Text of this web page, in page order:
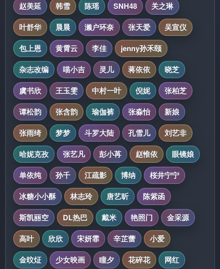
赵美延
韩雪 陈瑶 SNH48
关之琳
叶舒华
晨晨 濑户环奈 张天爱
吴宣仪
包上恩
黄霄云 李佳
jenny孙禾颐
杂志改编
喵小吉 灵儿 蒋依依
晓芝
虞书欣
王玉雯 中村一叶 倪妮
张柏芝
谭松韵
张含韵 瑜伽裤 张淼怡
新娘
张雨绮
梦梦 斗罗大陆 孔雪儿
刘艺非
哈妮克孜
张艺凡 彭小苒 赵惟依
眼镜娘
单依纯
孙千 江疏影 博纳
桜井宁宁
冰糖小小酥
林志玲 唐艺昕
陈紫函
斯凯丽空
DL热巴 戴米 艳照门
金采源
高叶
欣欣 宋妍霏 辛芷蕾
小爱
金旼炡
少女映画 瞳夕 花碎花 网红